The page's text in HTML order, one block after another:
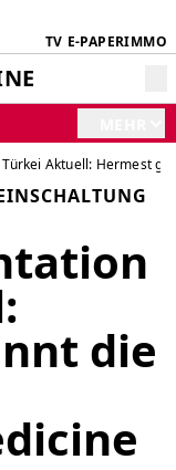
TV E-PAPERIMMO
Aktuell: Hermest
die